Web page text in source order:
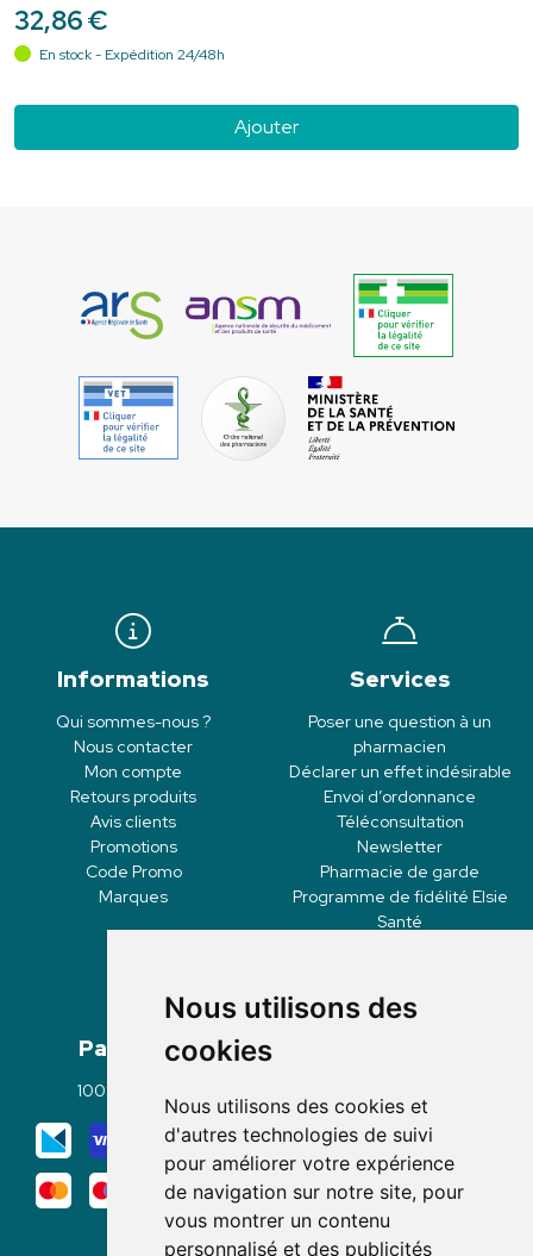
Nous utilisons des
cookies
Nous utilisons des cookies et
d'autres technologies de suivi
pour améliorer votre expérience
de navigation sur notre site, pour
vous montrer un contenu
personnalisé et des publicités
32,86€
En stock - Expédition 24/48h
Ajouter
Informations
Qui sommes-nous ?
Nous contacter
Mon compte
Retours produits
Avis clients
Promotions
Code Promo
Marques
Services
Poser une question à un
pharmacien
Déclarer un effet indésirable
Envoi d’ordonnance
Téléconsultation
Newsletter
Pharmacie de garde
Programme de fidélité Elsie
Santé
Paiement
100% sécurisé
Mode de livraison